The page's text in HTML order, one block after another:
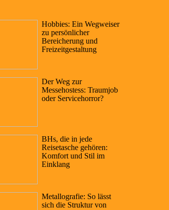
Hobbies: Ein Wegweiser
zu persönlicher
Bereicherung und
Freizeitgestaltung
Der Weg zur
Messehostess: Traumjob
oder Servicehorror?
BHs, die in jede
Reisetasche gehören:
Komfort und Stil im
Einklang
Metallografie: So lässt
sich die Struktur von